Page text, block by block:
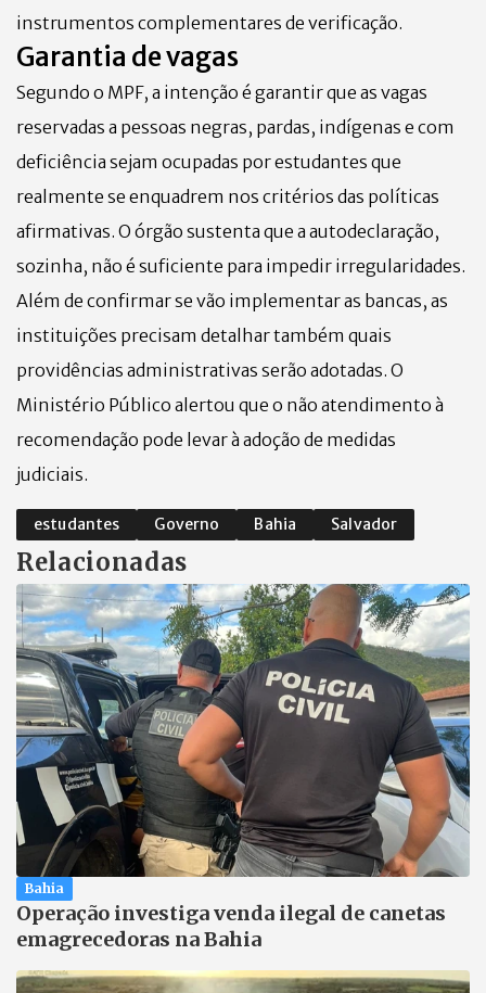
instrumentos complementares de verificação.
Garantia de vagas
Segundo o MPF, a intenção é garantir que as vagas
reservadas a pessoas negras, pardas, indígenas e com
deficiência sejam ocupadas por estudantes que
realmente se enquadrem nos critérios das políticas
afirmativas. O órgão sustenta que a autodeclaração,
sozinha, não é suficiente para impedir irregularidades.
Além de confirmar se vão implementar as bancas, as
instituições precisam detalhar também quais
providências administrativas serão adotadas. O
Ministério Público alertou que o não atendimento à
recomendação pode levar à adoção de medidas
judiciais.
estudantes Governo Bahia Salvador
Relacionadas
Bahia
Operação investiga venda ilegal de canetas
emagrecedoras na Bahia